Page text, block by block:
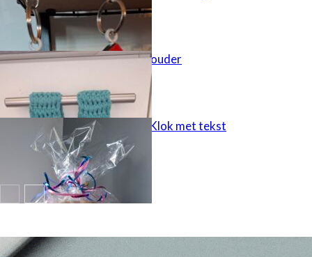
Keukendoek houder
cadeau idee – Klok met tekst